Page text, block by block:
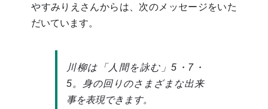
やすみりえさんからは、次のメッセージをいた
だいています。
川柳は「人間を詠む」5・7・
5。身の回りのさまざまな出来
事を表現できます。